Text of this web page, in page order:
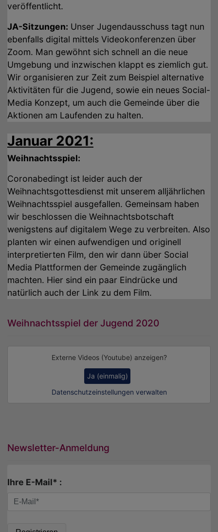
veröffentlicht.
JA-Sitzungen: Unser Jugendausschuss tagt nun
ebenfalls digital mittels Videokonferenzen über
Zoom. Man gewöhnt sich schnell an die neue
Umgebung und inzwischen klappt es ziemlich gut.
Wir organisieren zur Zeit zum Beispiel alternative
Aktivitäten für die Jugend, sowie ein neues Social-
Media Konzept, um auch die Gemeinde über die
Aktionen am Laufenden zu halten.
Januar 2021:
Weihnachtsspiel:
Coronabedingt ist leider auch der
Weihnachtsgottesdienst mit unserem alljährlichen
Weihnachtsspiel ausgefallen. Gemeinsam haben
wir beschlossen die Weihnachtsbotschaft
wenigstens auf digitalem Wege zu verbreiten. Also
planten wir einen aufwendigen und originell
interpretierten Film, den wir dann über Social
Media Plattformen der Gemeinde zugänglich
machten. Hier sind ein paar Eindrücke und
natürlich auch der Link zu dem Film.
Weihnachtsspiel der Jugend 2020
Externe Videos (Youtube) anzeigen?
Ja (einmalig)
Datenschutzeinstellungen verwalten
Newsletter-Anmeldung
Ihre E-Mail* :